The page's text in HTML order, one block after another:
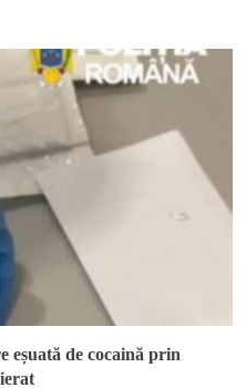
eșuată de cocaină prin